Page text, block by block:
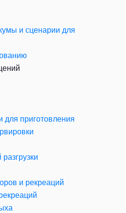
и сценарии для
для приготовления
и рекреаций